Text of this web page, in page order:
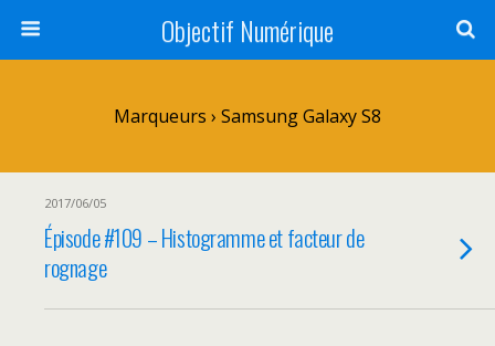
Objectif Numérique
Marqueurs › Samsung Galaxy S8
2017/06/05
Épisode #109 – Histogramme et facteur de
rognage